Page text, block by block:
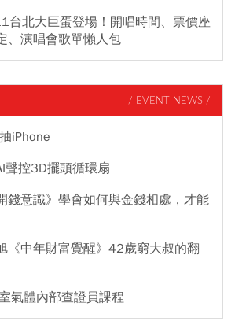
台北大巨蛋登場！開唱時間、票價座
、演唱會歌單懶人包
/ EVENT NEWS /
iPhone
聲控3D擺頭循環扇
錢意識》學會如何與金錢相處，才能
《中年財富覺醒》42歲窮大叔的翻
氣體內部查證員課程